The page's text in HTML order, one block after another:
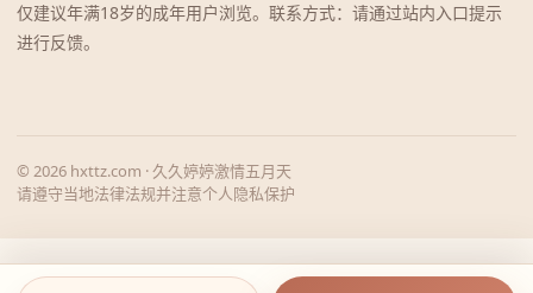
仅建议年满18岁的成年用户浏览。联系方式：请通过站内入口提示
进行反馈。
© 2026 hxttz.com · 久久婷婷激情五月天
请遵守当地法律法规并注意个人隐私保护